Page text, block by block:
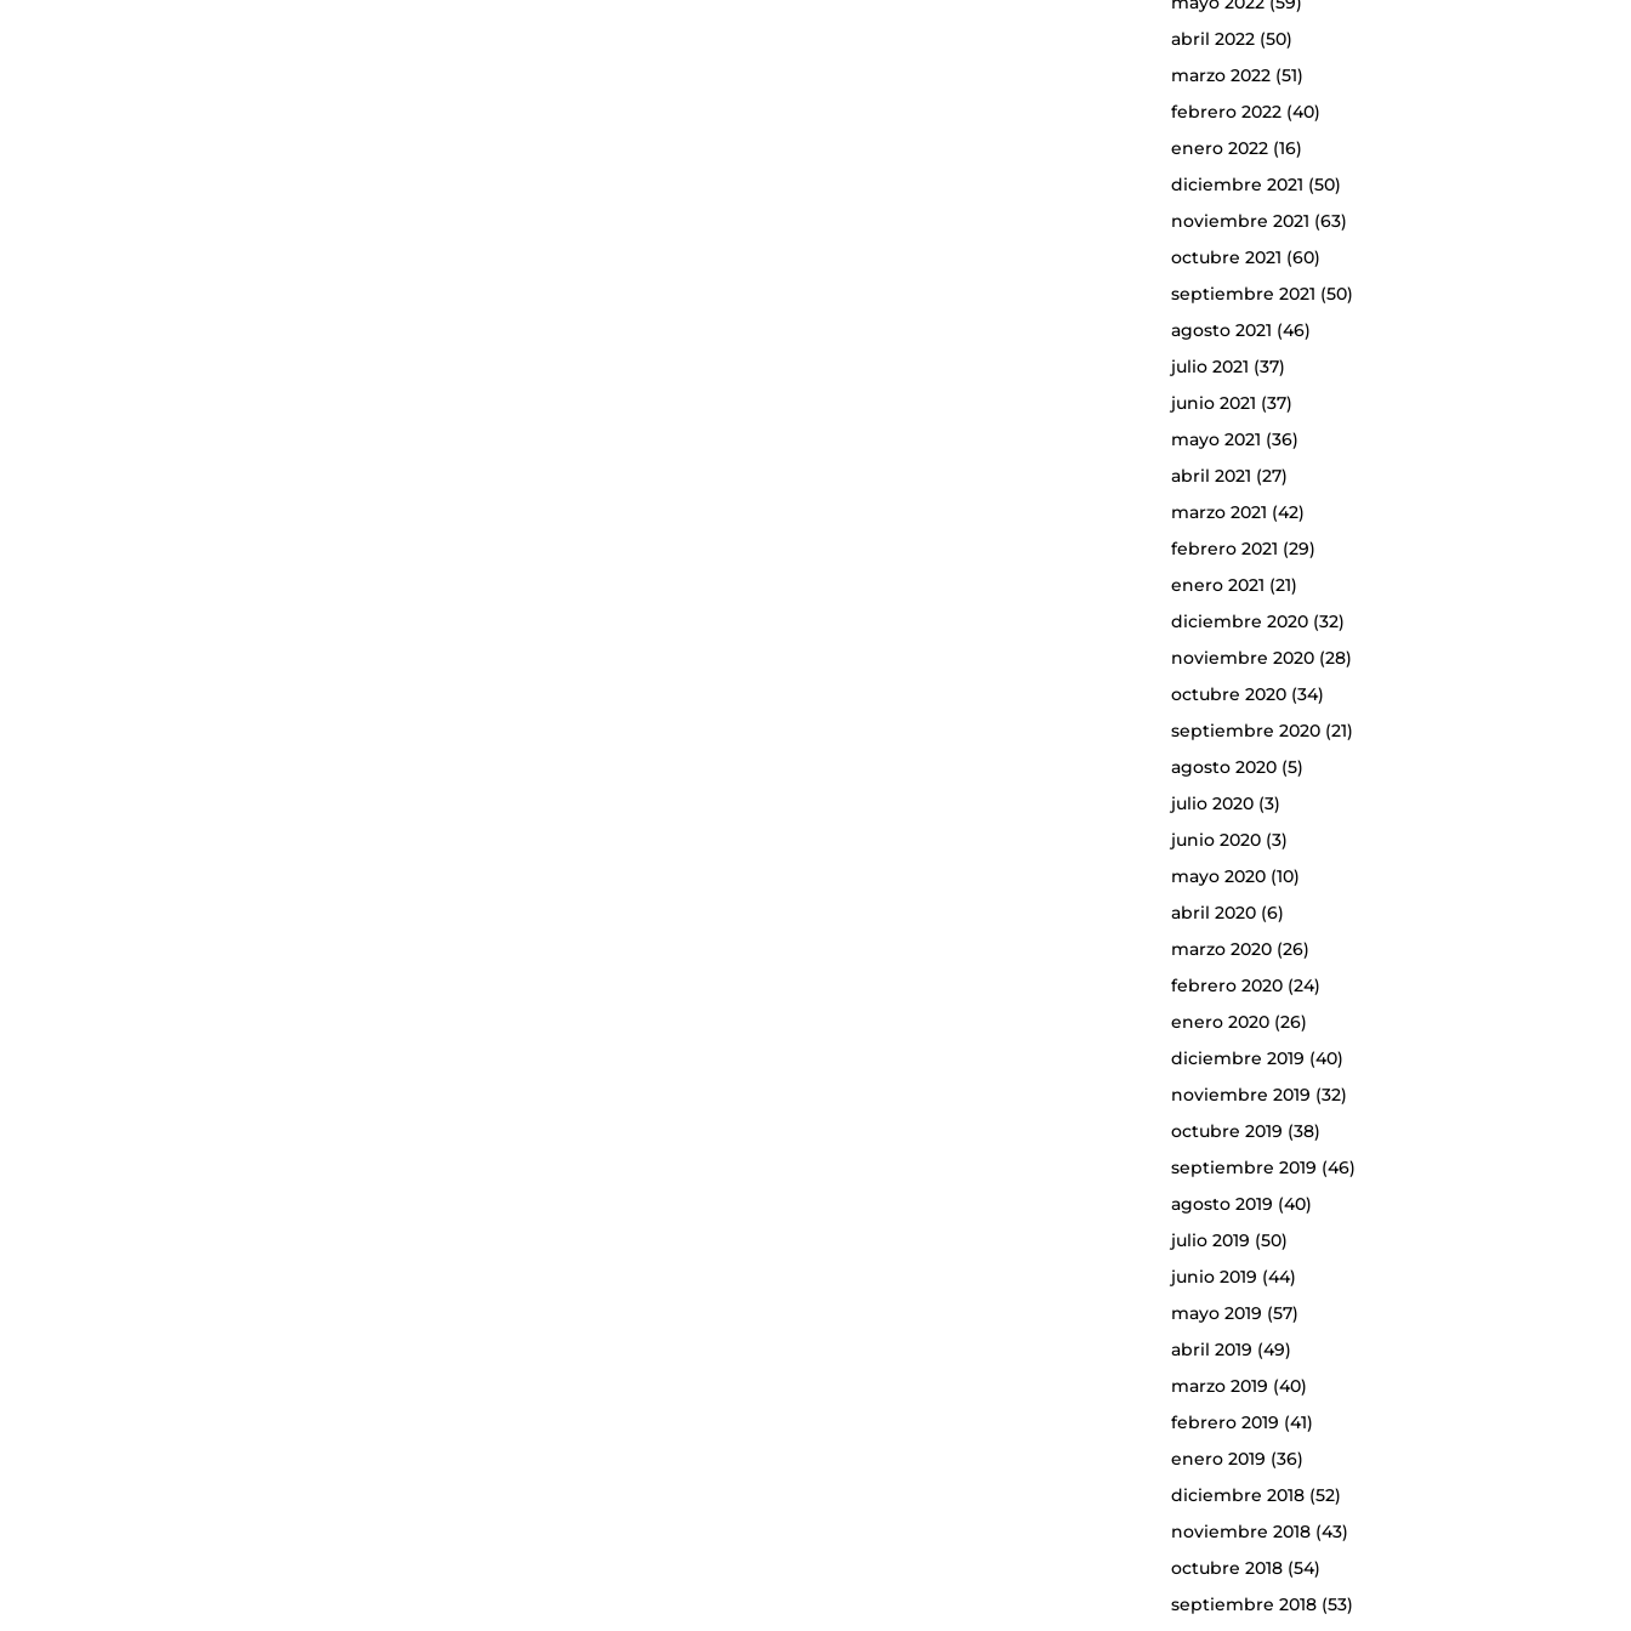
abril 2022(50)
marzo 2022(51)
febrero 2022(40)
enero 2022(16)
diciembre 2021 (50)
noviembre 2021 (63)
octubre 2021 (60)
septiembre 2021 (50)
agosto 2021 (46)
julio 2021 (37)
junio 2021 (37)
mayo 2021 (36)
abril 2021 (27)
marzo 2021 (42)
febrero 2021 (29)
enero 2021 (21)
diciembre 2020(32)
noviembre 2020(28)
octubre 2020(34)
septiembre 2020(21)
agosto 2020(5)
julio 2020(3)
junio 2020(3)
mayo 2020(10)
abril 2020(6)
marzo 2020(26)
febrero 2020(24)
enero 2020(26)
diciembre 2019 (40)
noviembre 2019 (32)
octubre 2019 (38)
septiembre 2019 (46)
agosto 2019 (40)
julio 2019 (50)
junio 2019 (44)
mayo 2019 (57)
abril 2019 (49)
marzo 2019 (40)
febrero 2019 (41)
enero 2019 (36)
diciembre 2018(52)
noviembre 2018(43)
octubre 2018(54)
septiembre 2018(53)